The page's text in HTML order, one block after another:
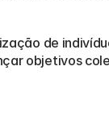
de
objetivos